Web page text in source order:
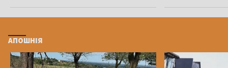
АПОШНІЯ